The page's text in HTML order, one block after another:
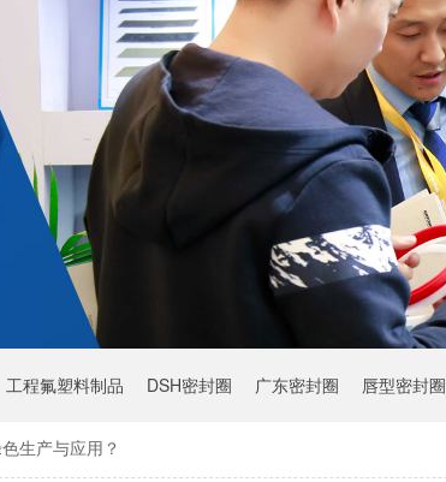
工程氟塑料制品 DSH密封圈 广东密封圈 唇型密封圈
生产与应用？